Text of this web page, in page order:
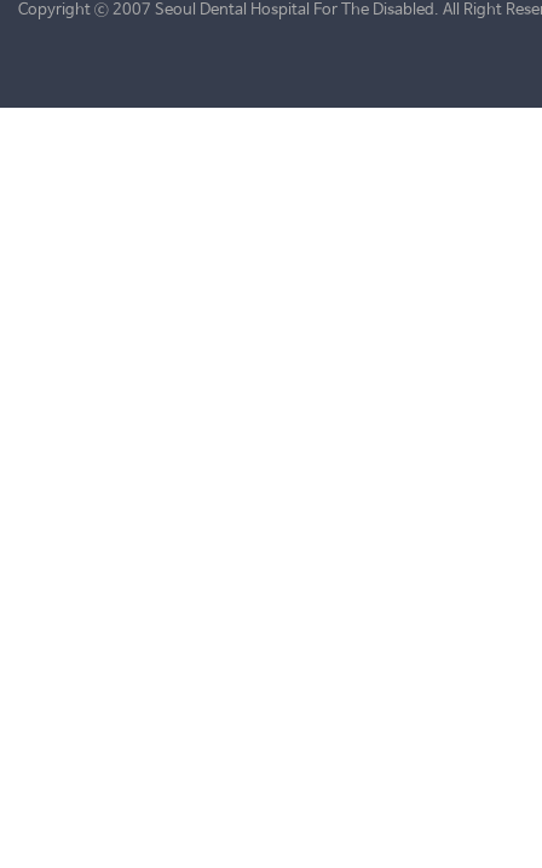
Copyright ⓒ 2007 Seoul Dental Hospital For The Disabled. All Right